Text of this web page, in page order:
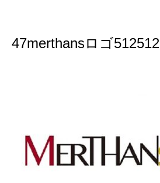
47merthansロゴ512512